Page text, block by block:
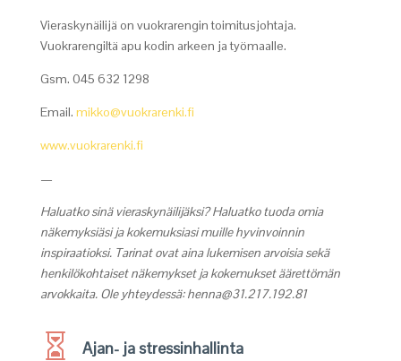
Vieraskynäilijä on vuokrarengin toimitusjohtaja.
Vuokrarengiltä apu kodin arkeen ja työmaalle.
Gsm. 045 632 1298
Email. mikko@vuokrarenki.fi
www.vuokrarenki.fi
—
Haluatko sinä vieraskynäilijäksi? Haluatko tuoda omia
näkemyksiäsi ja kokemuksiasi muille hyvinvoinnin
inspiraatioksi. Tarinat ovat aina lukemisen arvoisia sekä
henkilökohtaiset näkemykset ja kokemukset äärettömän
arvokkaita. Ole yhteydessä: henna@31.217.192.81
 Ajan- ja stressinhallinta